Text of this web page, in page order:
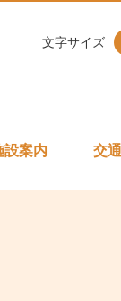
設案内 交
文字サイズ